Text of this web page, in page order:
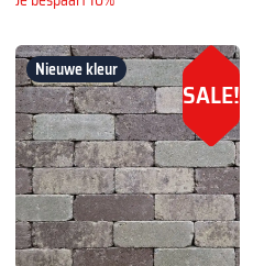
Nieuwe kleur
SALE!